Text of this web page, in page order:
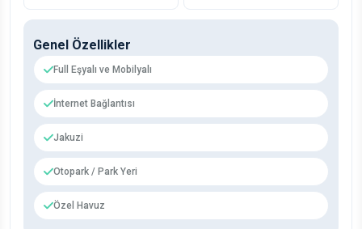
Genel Özellikler
Full Eşyalı ve Mobilyalı
İnternet Bağlantısı
Jakuzi
Otopark / Park Yeri
Özel Havuz